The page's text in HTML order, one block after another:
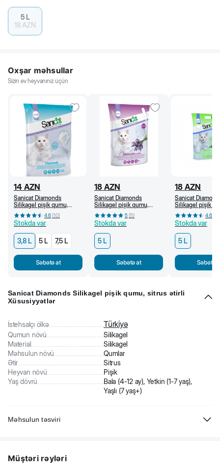
5 L
18 AZN
Oxşar məhsullar
Sizin ev heyvanınız üçün
14 AZN
Sanicat Diamonds
Silikagel pişik qumu,
ətirsiz 3,8 L 4.6(10)
Stokda var
3,8 L 5 L 7,5 L
Səbətə at
18 AZN
Sanicat Diamonds
Silikagel pişik qumu,
lavanda ətirli, 5 L
5(5)
Stokda var
5 L
Səbətə at
18 AZN
Sanicat
Silikagel pişik
vera ətirli, 5 L
4.67
Stokda var
5 L
Səbətə
Sanicat Diamonds Silikagel pişik qumu, sitrus ətirli
Xüsusiyyətlər
İstehsalçı ölkə Türkiyə
Qumun növü
Silikagel
Material
Silikagel
Məhsulun növü
Qumlar
Ətir
Sitrus
Heyvan növü
Pişik
Yaş dövrü
Bala (4-12 ay), Yetkin (1-7 yaş),
Yaşlı (7 yaş+)
Məhsulun təsviri
yüksək hopdurma qabiliyyətinə malikdir. Xoşagəlməz qoxuların
Müştəri rəyləri